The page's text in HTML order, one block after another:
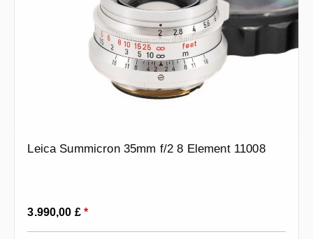
Leica Summicron 35mm f/2 8 Element 11008
Regulärer Preis:
3.990,00 £*